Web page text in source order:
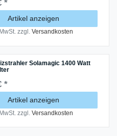
*
Artikel anzeigen
zzgl.Versandkosten
Solamagic 1400 Watt
*
Artikel anzeigen
zzgl.Versandkosten